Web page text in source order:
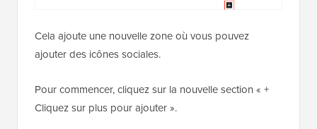
Cela ajoute une nouvelle zone où vous pouvez
ajouter des icônes sociales.
Pour commencer, cliquez sur la nouvelle section « +
Cliquez sur plus pour ajouter ».